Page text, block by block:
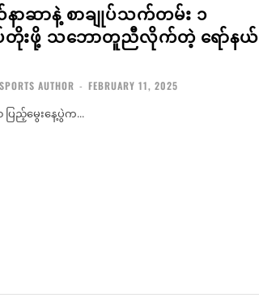
ဆာနဲ့ စာချုပ်သက်တမ်း ၁
တိုးဖို့ သဘောတူညီလိုက်တဲ့ ရော်နယ်
SPORTS AUTHOR - FEBRUARY 11, 2025
ြည့်မွေးနေ့ပွဲက...